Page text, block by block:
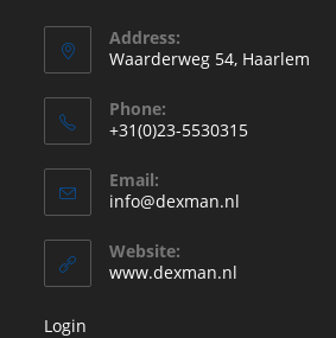
Address:
Waarderweg 54, Haarlem
Phone:
+31(0)23-5530315
in
je
toepassing
Email:
info@dexman.nl
Website:
www.dexman.nl
Login